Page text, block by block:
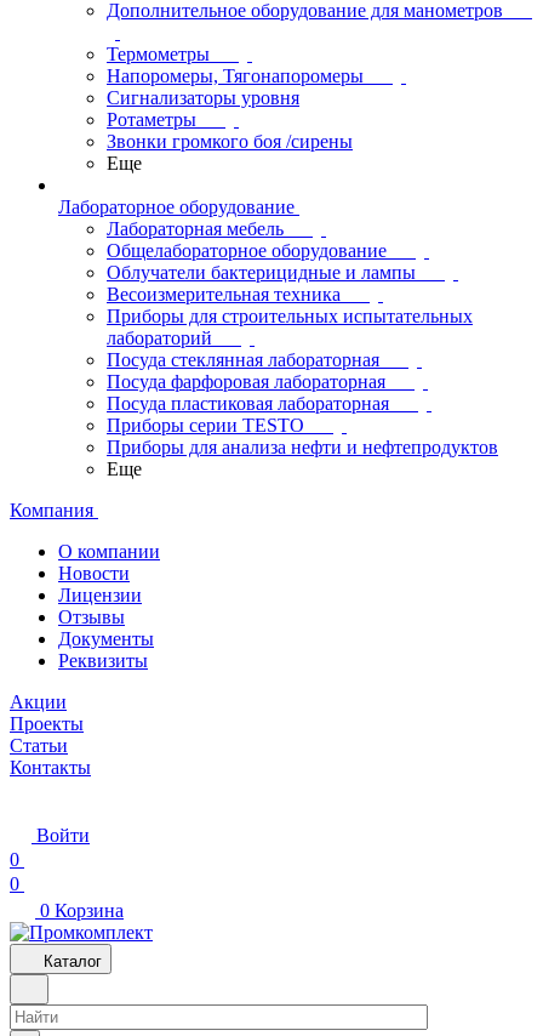
Дополнительное оборудование для манометров
Термометры
Напоромеры, Тягонапоромеры
Сигнализаторы уровня
Ротаметры
Звонки громкого боя /сирены
Еще
Лабораторное оборудование
Лабораторная мебель
Общелабораторное оборудование
Облучатели бактерицидные и лампы
Весоизмерительная техника
Приборы для строительных испытательных
лабораторий
Посуда стеклянная лабораторная
Посуда фарфоровая лабораторная
Посуда пластиковая лабораторная
Приборы серии TESTO
Приборы для анализа нефти и нефтепродуктов
Еще
Компания
О компании
Новости
Лицензии
Отзывы
Документы
Реквизиты
Акции
Проекты
Статьи
Контакты
Войти
0
0
0 Корзина
Каталог